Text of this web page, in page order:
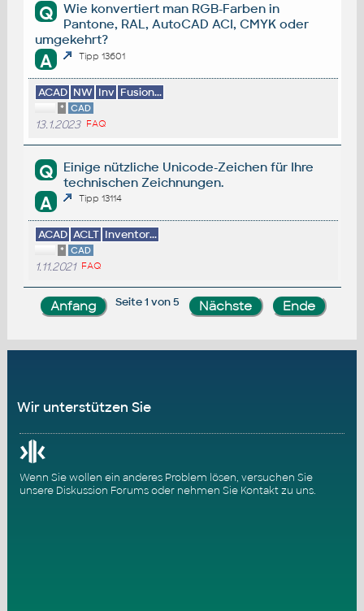
Q
Wie konvertiert man RGB-Farben in
Pantone, RAL, AutoCAD ACI, CMYK oder
umgekehrt?
A Tipp 13601
ACAD NW Inv Fusion...
* CAD
13.1.2023 FAQ
Q
Einige nützliche Unicode-Zeichen für Ihre
technischen Zeichnungen.
A Tipp 13114
ACAD ACLT Inventor...
* CAD
1.11.2021 FAQ
Seite 1 von 5
Wir unterstützen Sie
Wenn Sie wollen ein anderes Problem lösen, versuchen Sie
unsere Diskussion Forumsoder nehmen Sie Kontakt zu uns.